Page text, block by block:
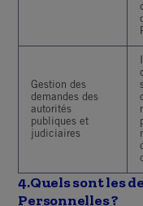
Gestion des
demandes des
autorités
publiques et
judiciaires
4.Quels sont les
Personnelles ?